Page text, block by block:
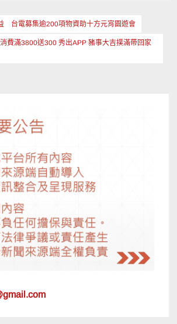
台電募集逾200項物資助十方元宵園遊會
費滿3800送300 秀出APP 豬事大吉撲滿帶回家